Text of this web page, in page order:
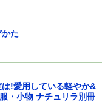
た
!愛用している軽やか&
・小物 ナチュリラ別冊